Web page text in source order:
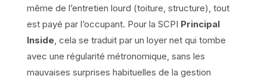
même de l’entretien lourd (toiture, structure), tout
est payé par l’occupant. Pour la SCPI Principal
Inside, cela se traduit par un loyer net qui tombe
avec une régularité métronomique, sans les
mauvaises surprises habituelles de la gestion